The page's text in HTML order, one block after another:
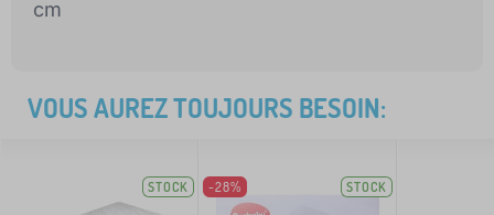
cm
VOUS AUREZ TOUJOURS BESOIN:
STOCK -28% STOCK